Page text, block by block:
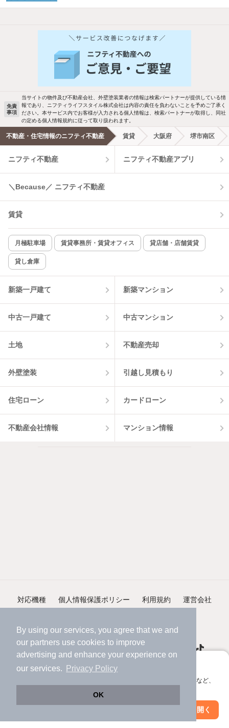
By using our services, you agree that we and
our partners use cookies to improve
advertising and enhance your experience on
our services.
Privacy Policy
OK
アプリに切り替えて、サクサクお部屋探し
会員登録なしですぐ使える。マップ検索やお気に入り保存など、
アプリを開く
絞り込み条件を変更
他の人はこんな条件で絞り込んでいます！
バス・トイレ別 2階以上
洗濯機置場あり 独立洗面台
エアコンあり 都市ガス
温水洗浄便座 オートロック
コンロ2口以上
新着のみ インターネット無料
該当件数:
物件一覧に反映
免責
事項
当サイトの物件及び不動産会社、外壁塗装業者の情報は検索パートナーが提供している情
報であり、ニフティライフスタイル株式会社は内容の責任を負わないことを予めご了承く
ださい。本サービス内でお客様が入力される個人情報は、検索パートナーが取得し、同社
の定める個人情報規約に従って取り扱われます。
不動産・住宅情報のニフティ不動産 賃貸 大阪府 堺市南区
ニフティ不動産 ニフティ不動産アプリ
＼Because／ ニフティ不動産
賃貸
月極駐車場 賃貸事務所・賃貸オフィス 貸店舗・店舗賃貸
貸し倉庫
新築一戸建て 新築マンション
中古一戸建て 中古マンション
土地 不動産売却
外壁塗装 引越し見積もり
住宅ローン カードローン
不動産会社情報 マンション情報
対応機種 個人情報保護ポリシー 利用規約 運営会社
©NIFTY Lifestyle Co., Ltd.